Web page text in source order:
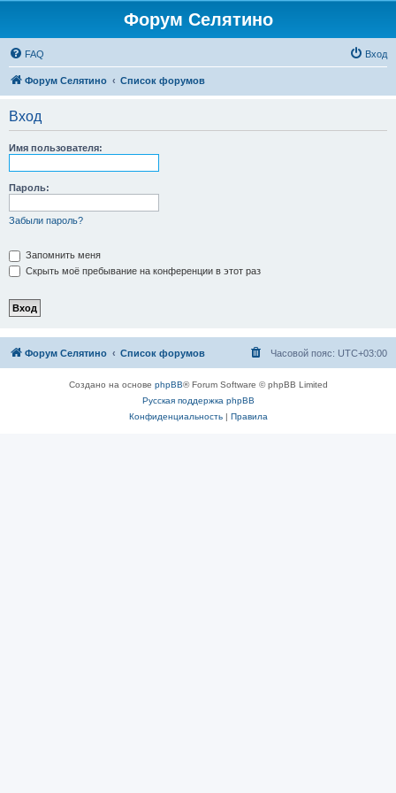
Форум Селятино
FAQ Вход
Форум Селятино Список форумов
Вход
Имя пользователя:
Пароль:
Забыли пароль?
Запомнить меня
Скрыть моё пребывание на конференции в этот раз
Форум Селятино Список форумов Часовой пояс: UTC+03:00
Создано на основе phpBB® Forum Software © phpBB Limited
Русская поддержка phpBB
Конфиденциальность| Правила